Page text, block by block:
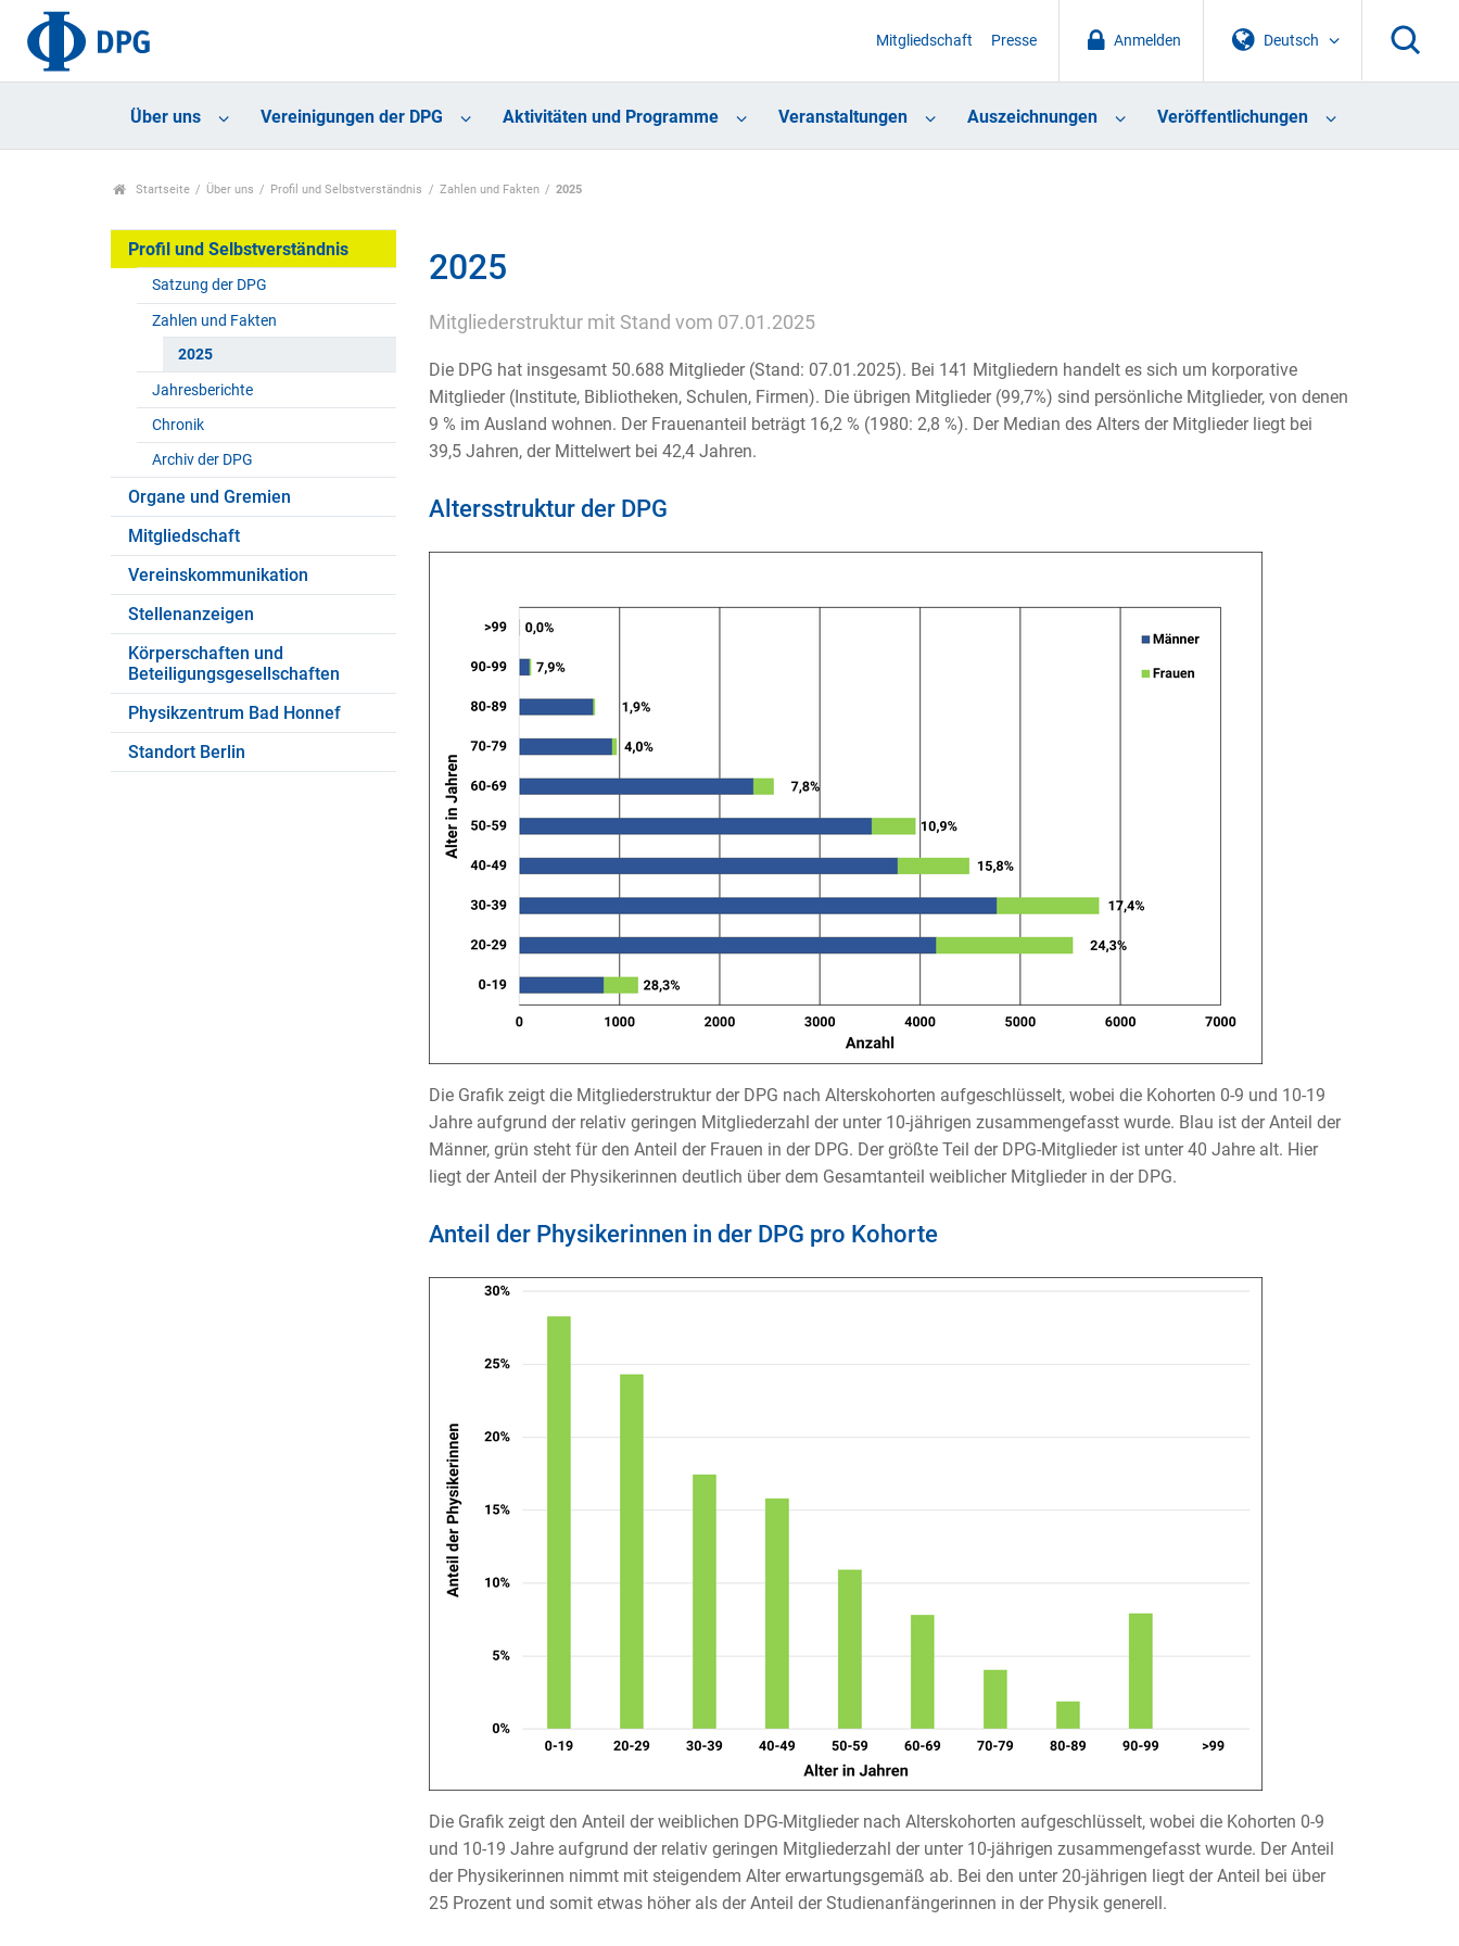
Deutsch
Anmelden
Mitgliedschaft Presse
Über uns Vereinigungen der DPG Aktivitäten und Programme Veranstaltungen Auszeichnungen Veröffentlichungen
Startseite Über uns Profil und Selbstverständnis Zahlen und Fakten 2025
Profil und Selbstverständnis
Satzung der DPG
Zahlen und Fakten
2025
Jahresberichte
Chronik
Archiv der DPG
Organe und Gremien
Mitgliedschaft
Vereinskommunikation
Stellenanzeigen
Körperschaften und
Beteiligungsgesellschaften
Physikzentrum Bad Honnef
Standort Berlin
2025
Mitgliederstruktur mit Stand vom 07.01.2025
Die DPG hat insgesamt 50.688 Mitglieder (Stand: 07.01.2025). Bei 141 Mitgliedern handelt es sich um korporative
Mitglieder (Institute, Bibliotheken, Schulen, Firmen). Die übrigen Mitglieder (99,7%) sind persönliche Mitglieder, von denen
9 % im Ausland wohnen. Der Frauenanteil beträgt 16,2 % (1980: 2,8 %). Der Median des Alters der Mitglieder liegt bei
39,5 Jahren, der Mittelwert bei 42,4 Jahren.
Altersstruktur der DPG
Die Grafik zeigt die Mitgliederstruktur der DPG nach Alterskohorten aufgeschlüsselt, wobei die Kohorten 0-9 und 10-19
Jahre aufgrund der relativ geringen Mitgliederzahl der unter 10-jährigen zusammengefasst wurde. Blau ist der Anteil der
Männer, grün steht für den Anteil der Frauen in der DPG. Der größte Teil der DPG-Mitglieder ist unter 40 Jahre alt. Hier
liegt der Anteil der Physikerinnen deutlich über dem Gesamtanteil weiblicher Mitglieder in der DPG.
Anteil der Physikerinnen in der DPG pro Kohorte
Die Grafik zeigt den Anteil der weiblichen DPG-Mitglieder nach Alterskohorten aufgeschlüsselt, wobei die Kohorten 0-9
und 10-19 Jahre aufgrund der relativ geringen Mitgliederzahl der unter 10-jährigen zusammengefasst wurde. Der Anteil
der Physikerinnen nimmt mit steigendem Alter erwartungsgemäß ab. Bei den unter 20-jährigen liegt der Anteil bei über
25 Prozent und somit etwas höher als der Anteil der Studienanfängerinnen in der Physik generell.